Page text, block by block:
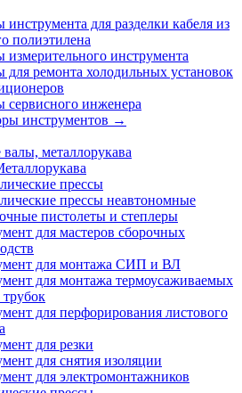
для разделки кабеля из
полиэтилена
измерительного инструмента
для ремонта холодильных установок
сервисного инженера
инструментов →
валы, металлорукава
прессы
прессы неавтономные
пистолеты и степлеры
для мастеров сборочных
для монтажа СИП и ВЛ
для монтажа термоусаживаемых
для перфорирования листового
для резки
для снятия изоляции
для электромонтажников